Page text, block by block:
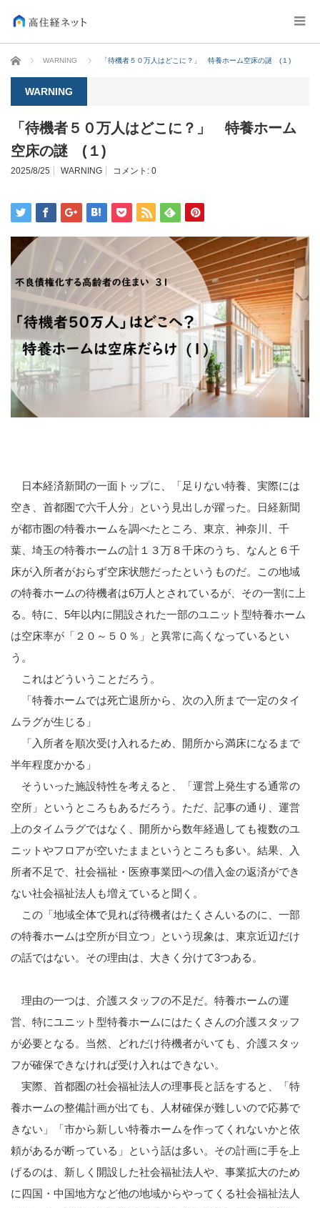
ホーム WARNING 「待機者５０万人はどこに？」 特養ホーム空床の謎 (１)
WARNING
「待機者５０万人はどこに？」 特養ホーム
空床の謎 (１)
2025/8/25 WARNING コメント: 0
日本経済新聞の一面トップに、「足りない特養、実際には
空き、首都圏で六千人分」という見出しが躍った。日経新聞
が都市圏の特養ホームを調べたところ、東京、神奈川、千
葉、埼玉の特養ホームの計１３万８千床のうち、なんと６千
床が入所者がおらず空床状態だったというものだ。この地域
の特養ホームの待機者は6万人とされているが、その一割に上
る。特に、5年以内に開設された一部のユニット型特養ホーム
は空床率が「２０～５０％」と異常に高くなっているとい
う。
これはどういうことだろう。
「特養ホームでは死亡退所から、次の入所まで一定のタイ
ムラグが生じる」
「入所者を順次受け入れるため、開所から満床になるまで
半年程度かかる」
そういった施設特性を考えると、「運営上発生する通常の
空所」というところもあるだろう。ただ、記事の通り、運営
上のタイムラグではなく、開所から数年経過しても複数のユ
ニットやフロアが空いたままというところも多い。結果、入
所者不足で、社会福祉・医療事業団への借入金の返済ができ
ない社会福祉法人も増えていると聞く。
この「地域全体で見れば待機者はたくさんいるのに、一部
の特養ホームは空所が目立つ」という現象は、東京近辺だけ
の話ではない。その理由は、大きく分けて3つある。
理由の一つは、介護スタッフの不足だ。特養ホームの運
営、特にユニット型特養ホームにはたくさんの介護スタッフ
が必要となる。当然、どれだけ待機者がいても、介護スタッ
フが確保できなければ受け入れはできない。
実際、首都圏の社会福祉法人の理事長と話をすると、「特
養ホームの整備計画が出ても、人材確保が難しいので応募で
きない」「市から新しい特養ホームを作ってくれないかと依
頼があるが断っている」という話は多い。その計画に手を上
げるのは、新しく開設した社会福祉法人や、事業拡大のため
に四国・中国地方など他の地域からやってくる社会福祉法人